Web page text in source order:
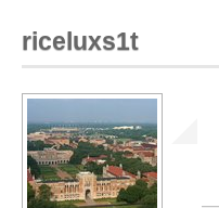
riceluxs1t